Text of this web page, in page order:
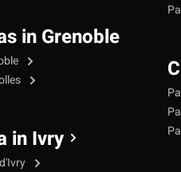
in Grenoble
in Ivry